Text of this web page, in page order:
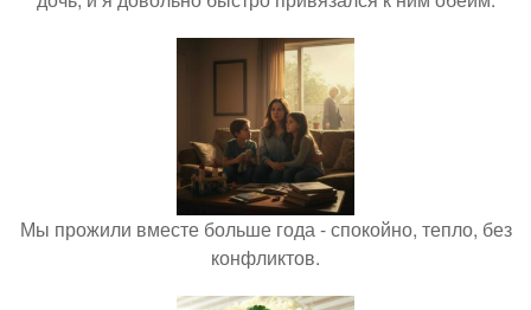
Мы прожили вместе больше года - спокойно, тепло, без
конфликтов.